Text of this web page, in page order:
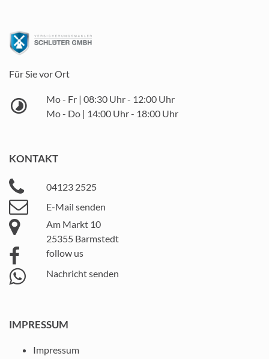
Für Sie vor Ort
Mo - Fr | 08:30 Uhr - 12:00 Uhr
Mo - Do | 14:00 Uhr - 18:00 Uhr
KONTAKT
04123 2525
E-Mail senden
Am Markt 10
25355 Barmstedt
follow us
Nachricht senden
IMPRESSUM
Impressum